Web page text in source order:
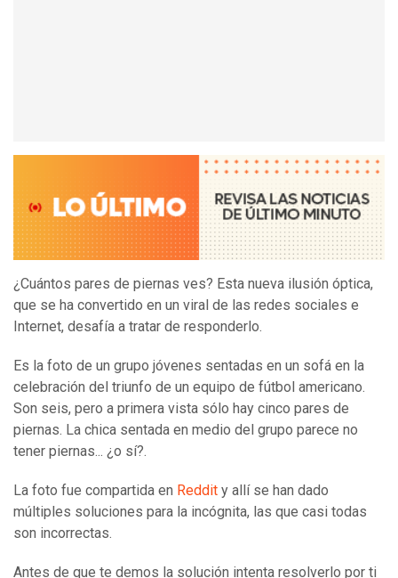
¿Cuántos pares de piernas ves? Esta nueva ilusión óptica,
que se ha convertido en un viral de las redes sociales e
Internet, desafía a tratar de responderlo.
Es la foto de un grupo jóvenes sentadas en un sofá en la
celebración del triunfo de un equipo de fútbol americano.
Son seis, pero a primera vista sólo hay cinco pares de
piernas. La chica sentada en medio del grupo parece no
tener piernas... ¿o sí?.
La foto fue compartida en Reddit y allí se han dado
múltiples soluciones para la incógnita, las que casi todas
son incorrectas.
Antes de que te demos la solución intenta resolverlo por ti